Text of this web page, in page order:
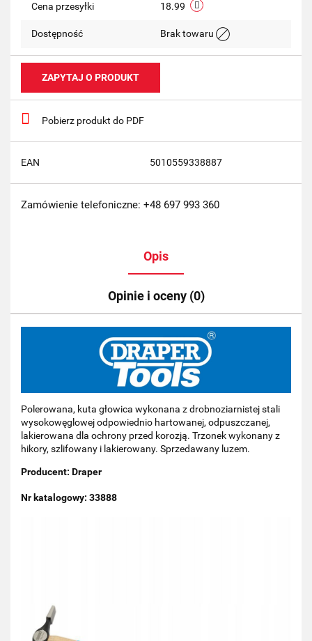
Cena przesyłki 18.99
Dostępność Brak towaru
ZAPYTAJ O PRODUKT
Pobierz produkt do PDF
EAN 5010559338887
Zamówienie telefoniczne: +48 697 993 360
Opis
Opinie i oceny (0)
Polerowana, kuta głowica wykonana z drobnoziarnistej stali
wysokowęglowej odpowiednio hartowanej, odpuszczanej,
lakierowana dla ochrony przed korozją. Trzonek wykonany z
hikory, szlifowany i lakierowany. Sprzedawany luzem.
Producent: Draper
Nr katalogowy: 33888